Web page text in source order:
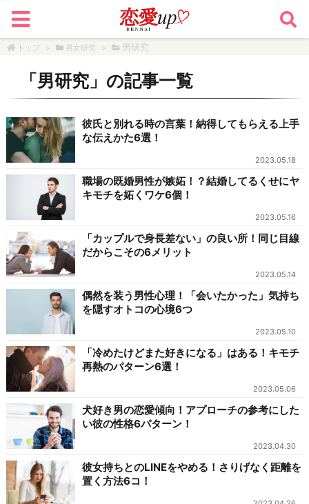
トップ > 男女研究 > 男研究
「男研究 」の記事一覧
彼氏と別れる時の言葉！納得してもらえる上手
な伝えかた6選！
2023.05.18
職場の既婚男性が嫉妬！？結婚してるくせにヤ
キモチを妬くワケ6個！
2023.05.16
「カップルで身長差ない」の良い所！同じ目線
だからこその6メリット
2023.05.14
偶然を装う男性心理！「会いたかった」気持ち
を隠すオトコの心境6つ
2023.05.10
「冷めたけどまた好きになる」はある！キモチ
再熱のパターン6選！
2023.05.06
犬好き男の恋愛傾向！アプローチの参考にした
い彼の性格6パターン！
2023.04.30
彼女持ちとのLINEをやめる！さりげなく距離を
置く方法6コ！